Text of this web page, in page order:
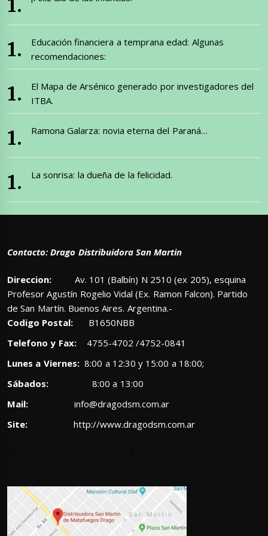
Educación financiera a temprana edad: Algunas
recomendaciones:
El Mapa de Arsénico generado por investigadores del
ITBA.
Ramona Galarza: novia eterna del Paraná…
La sonrisa: la dueña de la felicidad.
Contacto: Drago Distribuidora San Martin
Direccion: Av. 101 (Balbín) N 2510 (ex 205), esquina
Profesor Agustín Rogelio Vidal (Ex. Ramon Falcon). Partido
de San Martín. Buenos Aires. Argentina.-
Codigo Postal: B1650NBB
Telefono y Fax:4755-4702 /4752-0841
Lunes a Viernes:8:00 a 12:30 y 15:00 a 18:00;
Sábados: 8:00 a 13:00
Mail:
info@dragodsm.com.ar
Site:
http://www.dragodsm.com.ar